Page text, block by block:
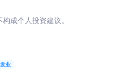
成个人投资建议。
业